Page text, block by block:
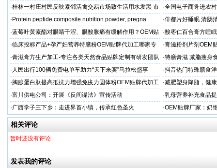
·桂林一村庄村民反映紧邻活禽交易市场致生活用水发黑 市
场称属“造谣”，联合调查组介入调查
·全国电子商务进农
利开班
· Protein peptide composite nutrition powder, pregna ·俳都片好睡眠 清肠
·蓝莓叶黄素酯对眼睛干涩、眼酸胀痛有缓解作用？OEM贴
牌代工
·酸枣仁百合膏方睡
厂
·临床投标产品+孕产妇营养特膳粉OEM贴牌代加工哪家专
业
·膏滋粉剂片剂OEM
·膏滋膏方生产加工-专注各类天然食品贴牌定制有研发团队
厂家
·特膳膏滋 减脂瘦身
务商
· 人民出行100辆免费电单车助力“天下来宾”马拉松盛事 ·抖音热门特殊膳食
牌加工
· 胸腺蛋白肽提高抵抗力增强免疫力固体粉OEM贴牌代加工
服务商
·减肥塑身降脂，健
服务商
·富川供电公司：开展《反间谍法》宣传活动 ·乳母营养补充食品
工
·广西学子三下乡：走进界首小镇，传承红色圣火 ·OEM贴牌厂家：奶
一步！
相关评论
暂时还没有评论
发表我的评论